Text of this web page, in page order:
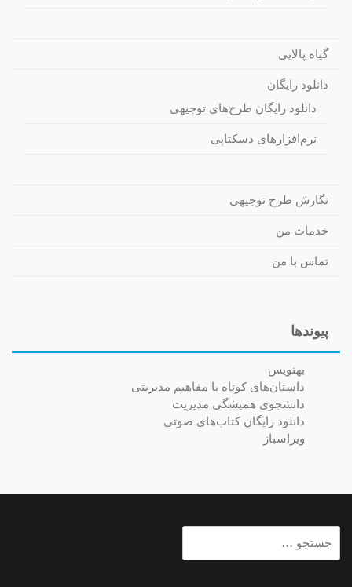
گیاه پالایی
دانلود رایگان
دانلود رایگان طرح‌های توجیهی
نرم‌افزارهای دسکتاپی
نگارش طرح توجیهی
خدمات من
تماس با من
پیوندها
بهنویس
داستان‌های کوتاه با مفاهیم مدیریتی
دانشجوی همیشگی مدیریت
دانلود رایگان کتاب‌های صوتی
ویراسباز
برای: